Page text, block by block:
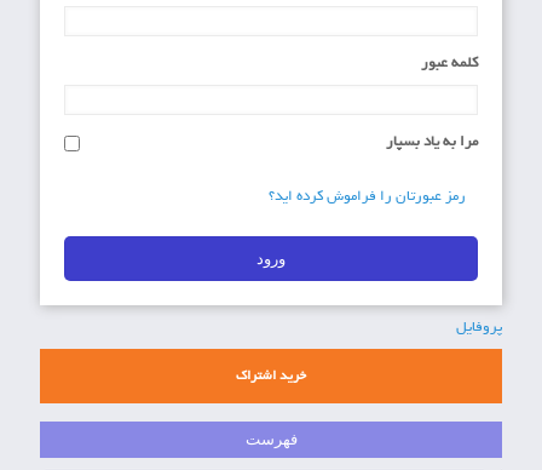
کلمه عبور
مرا به یاد بسپار
رمز عبورتان را فراموش کرده اید؟
پروفایل
خرید اشتراک